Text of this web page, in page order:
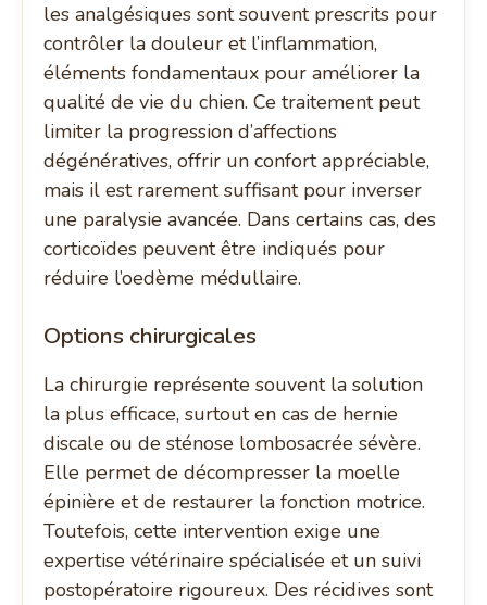
les analgésiques sont souvent prescrits pour
contrôler la douleur et l’inflammation,
éléments fondamentaux pour améliorer la
qualité de vie du chien. Ce traitement peut
limiter la progression d’affections
dégénératives, offrir un confort appréciable,
mais il est rarement suffisant pour inverser
une paralysie avancée. Dans certains cas, des
corticoïdes peuvent être indiqués pour
réduire l’oedème médullaire.
Options chirurgicales
La chirurgie représente souvent la solution
la plus efficace, surtout en cas de hernie
discale ou de sténose lombosacrée sévère.
Elle permet de décompresser la moelle
épinière et de restaurer la fonction motrice.
Toutefois, cette intervention exige une
expertise vétérinaire spécialisée et un suivi
postopératoire rigoureux. Des récidives sont